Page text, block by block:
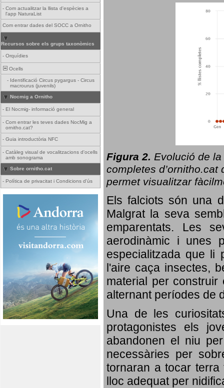
- Com actualitzar la llista d'espècies a
l'app NaturaList
Com entrar dades del SOCC a Ornitho
Recursos sobre els grups taxonòmics
- Orquídies
Ocells
- Identificació Circus pygargus - Circus
macrourus (juvenils)
Nocmig a Ornitho
- El Nocmig- informació general
- Com entrar les teves dades NocMig a
ornitho.cat?
- Guia introductòria NFC
- Catàleg visual de vocalitzacions d'ocells
amb sonograma
Sobre ornitho.cat
- Política de privacitat i Condicions d'ús
Figura 2. Evolució de la
completes d’ornitho.cat
permet visualitzar
Els falciots són una
Malgrat la seva
emparentats. Les
aerodinàmic i unes
especialitzada que li
l'aire caça insectes,
material per
alternant períodes de
Una de les
protagonistes els
abandonen el niu
necessàries per
tornaran a tocar
lloc adequat per